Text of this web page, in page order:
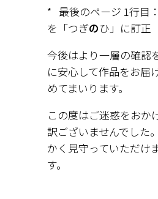
*   最後のページ 1行目
を「つぎのひ」に訂正
今後はより一層の確認
に安心して作品をお届
めてまいります。
この度はご迷惑をおか
訳ございませんでした
かく見守っていただけ
す。